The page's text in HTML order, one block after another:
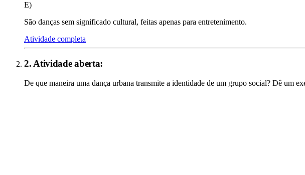
E)
São danças sem significado cultural, feitas apenas para entretenimento.
Atividade completa
2. Atividade aberta:
De que maneira uma dança urbana transmite a identidade de um grupo social? Dê um